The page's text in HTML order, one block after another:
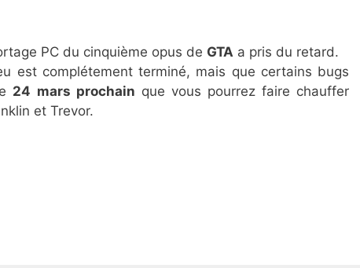
PC du cinquième opus de GTA a pris du retard.
est complétement terminé, mais que certains bugs
24 mars prochain que vous pourrez faire chauffer
et Trevor.